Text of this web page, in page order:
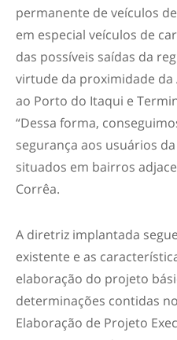
permanente de veículos
em especial veículos de
das possíveis saídas da
virtude da proximidade da
ao Porto do Itaqui e
“Dessa forma,
segurança aos usuários
situados em bairros
Corrêa.
A diretriz implantada
existente e as
elaboração do projeto
determinações contidas
Elaboração de Projeto